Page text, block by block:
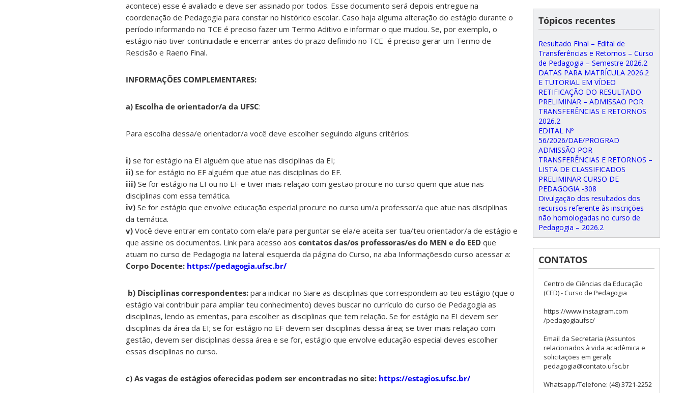
acontece) esse é avaliado e deve ser assinado por todos. Esse documento será depois entregue na
coordenação de Pedagogia para constar no histórico escolar. Caso haja alguma alteração do estágio durante o
período informando no TCE é preciso fazer um Termo Aditivo e informar o que mudou. Se, por exemplo, o
estágio não tiver continuidade e encerrar antes do prazo definido no TCE é preciso gerar um Termo de
Rescisão e Raeno Final.
INFORMAÇÕES COMPLEMENTARES:
a) Escolha de orientador/a da UFSC:
Para escolha dessa/e orientador/a você deve escolher seguindo alguns critérios:
i) se for estágio na EI alguém que atue nas disciplinas da EI;
ii) se for estágio no EF alguém que atue nas disciplinas do EF.
iii) Se for estágio na EI ou no EF e tiver mais relação com gestão procure no curso quem que atue nas
disciplinas com essa temática.
iv) Se for estágio que envolve educação especial procure no curso um/a professor/a que atue nas disciplinas
da temática.
v) Você deve entrar em contato com ela/e para perguntar se ela/e aceita ser tua/teu orientador/a de estágio e
que assine os documentos. Link para acesso aos contatos das/os professoras/es do MEN e do EED que
atuam no curso de Pedagogia na lateral esquerda da página do Curso, na aba Informaçõesdo curso acessar a:
Corpo Docente: https://pedagogia.ufsc.br/
b) Disciplinas correspondentes: para indicar no Siare as disciplinas que correspondem ao teu estágio (que o
estágio vai contribuir para ampliar teu conhecimento) deves buscar no currículo do curso de Pedagogia as
disciplinas, lendo as ementas, para escolher as disciplinas que tem relação. Se for estágio na EI devem ser
disciplinas da área da EI; se for estágio no EF devem ser disciplinas dessa área; se tiver mais relação com
gestão, devem ser disciplinas dessa área e se for, estágio que envolve educação especial deves escolher
essas disciplinas no curso.
c) As vagas de estágios oferecidas podem ser encontradas no site: https://estagios.ufsc.br/
Tópicos recentes
Resultado Final – Edital de
Transferências e Retornos – Curso
de Pedagogia – Semestre 2026.2
DATAS PARA MATRÍCULA 2026.2
E TUTORIAL EM VÍDEO
RETIFICAÇÃO DO RESULTADO
PRELIMINAR – ADMISSÃO POR
TRANSFERÊNCIAS E RETORNOS
2026.2
EDITAL Nº
56/2026/DAE/PROGRAD
ADMISSÃO POR
TRANSFERÊNCIAS E RETORNOS –
LISTA DE CLASSIFICADOS
PRELIMINAR CURSO DE
PEDAGOGIA -308
Divulgação dos resultados dos
recursos referente às inscrições
não homologadas no curso de
Pedagogia – 2026.2
CONTATOS
Centro de Ciências da Educação
(CED) - Curso de Pedagogia
https://www.instagram.com
/pedagogiaufsc/
Email da Secretaria (Assuntos
relacionados à vida acadêmica e
solicitações em geral):
pedagogia@contato.ufsc.br
Whatsapp/Telefone: (48) 3721-2252